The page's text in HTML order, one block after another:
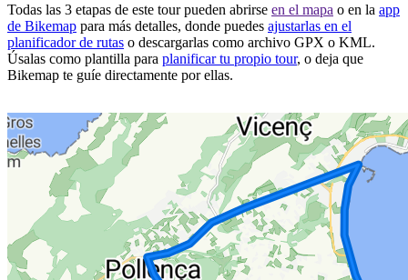
Todas las 3 etapas de este tour pueden abrirse en el mapa o en la app
de Bikemap para más detalles, donde puedes ajustarlas en el
planificador de rutas o descargarlas como archivo GPX o KML.
Úsalas como plantilla para planificar tu propio tour, o deja que
Bikemap te guíe directamente por ellas.